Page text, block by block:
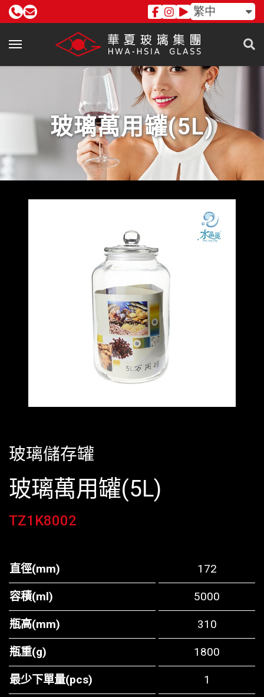
繁中
玻璃萬用罐(5L)
玻璃儲存罐
玻璃萬用罐(5L)
TZ1K8002
直徑(mm) 172
容積(ml) 5000
瓶高(mm) 310
瓶重(g) 1800
最少下單量(pcs) 1